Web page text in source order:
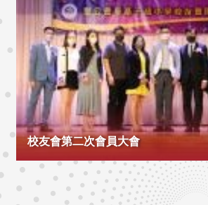
校友會第二次會員大會